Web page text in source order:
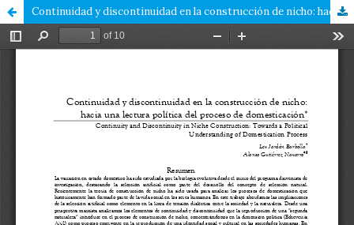
Continuidad y discontinuidad en la construcción de nicho: hacia una lectura política del proceso de domesticación